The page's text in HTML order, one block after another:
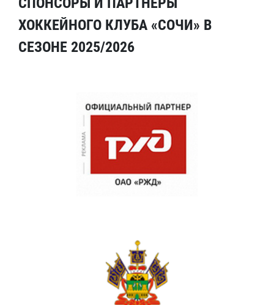
ХОККЕЙНОГО КЛУБА «СОЧИ» В
СЕЗОНЕ 2025/2026